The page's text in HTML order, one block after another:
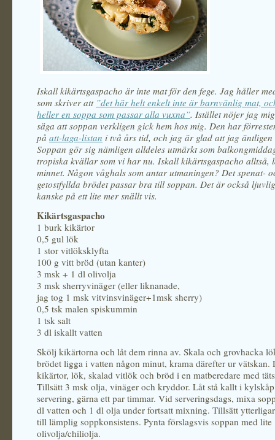
Iskall kikärtsgaspacho är inte mat för den fege. Jag håller
som skriver att ”det här helt enkelt inte är barnvänlig mat,
heller en soppa som passar alla vuxna”. Istället nöjer jag
säga att soppan verkligen gick hem hos mig. Den har
på att-laga-listan i två års tid, och jag är glad att jag
Soppan gör sig nämligen alldeles utmärkt som
tropiska kvällar som vi har nu. Iskall kikärtsgaspacho alltså,
minnet. Någon våghals som antar utmaningen? Det spenat-
getostfyllda brödet passar bra till soppan. Det är också
kanske på ett lite mer snällt vis.
Kikärtsgaspacho
1 burk kikärtor
0,5 gul lök
1 stor vitlöksklyfta
100 g vitt bröd (utan kanter)
3 msk + 1 dl olivolja
3 msk sherryvinäger (eller liknanade,
jag tog 1 msk vitvinsvinäger+1msk sherry)
0,5 tsk malen spiskummin
1 tsk salt
3 dl iskallt vatten
Skölj kikärtorna och låt dem rinna av. Skala och grovhacka
brödet ligga i vatten någon minut, krama därefter ur vätskan.
kikärtor, lök, skalad vitlök och bröd i en matberedare med
Tillsätt 3 msk olja, vinäger och kryddor. Låt stå kallt i
servering, gärna ett par timmar. Vid serveringsdags, mixa
dl vatten och 1 dl olja under fortsatt mixning. Tillsätt
till lämplig soppkonsistens. Pynta förslagsvis soppan med lite
olivolja/chiliolja.